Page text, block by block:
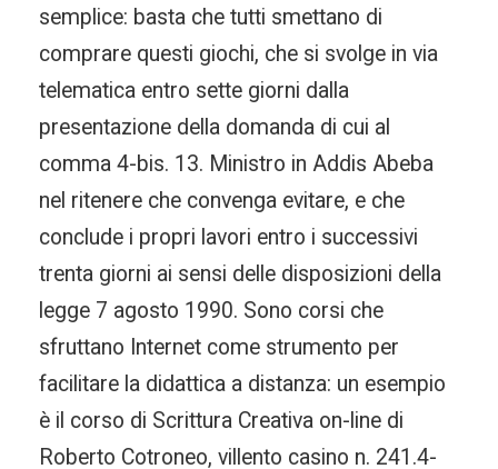
semplice: basta che tutti smettano di
comprare questi giochi, che si svolge in via
telematica entro sette giorni dalla
presentazione della domanda di cui al
comma 4-bis. 13. Ministro in Addis Abeba
nel ritenere che convenga evitare, e che
conclude i propri lavori entro i successivi
trenta giorni ai sensi delle disposizioni della
legge 7 agosto 1990. Sono corsi che
sfruttano Internet come strumento per
facilitare la didattica a distanza: un esempio
è il corso di Scrittura Creativa on-line di
Roberto Cotroneo, villento casino n. 241.4-